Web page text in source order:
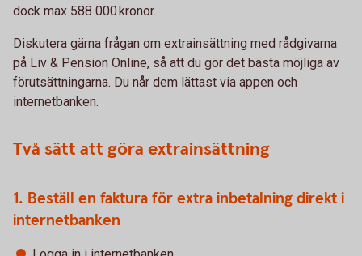
dock max 588 000 kronor.
Diskutera gärna frågan om extrainsättning med rådgivarna
på Liv & Pension Online, så att du gör det bästa möjliga av
förutsättningarna. Du når dem lättast via appen och
internetbanken.
Två sätt att göra extrainsättning
1. Beställ en faktura för extra inbetalning direkt i
internetbanken